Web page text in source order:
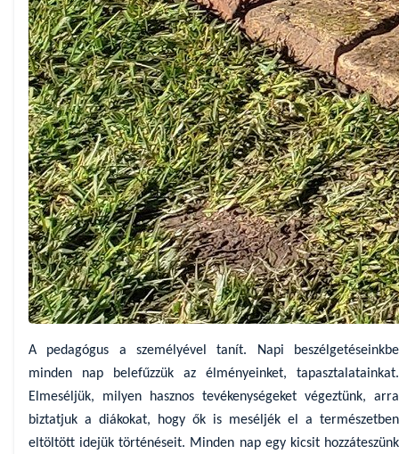
A pedagógus a személyével tanít. Napi beszélgetéseinkbe
minden nap belefűzzük az élményeinket, tapasztalatainkat.
Elmeséljük, milyen hasznos tevékenységeket végeztünk, arra
biztatjuk a diákokat, hogy ők is meséljék el a természetben
eltöltött idejük történéseit. Minden nap egy kicsit hozzáteszünk